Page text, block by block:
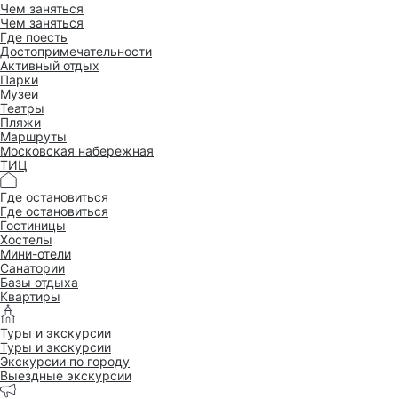
Чем заняться
Чем заняться
Где поесть
Достопримеча­тельности
Активный отдых
Парки
Музеи
Театры
Пляжи
Маршруты
Московская набережная
ТИЦ
Где остановиться
Где остановиться
Гостиницы
Хостелы
Мини-отели
Санатории
Базы отдыха
Квартиры
Туры и экскурсии
Туры и экскурсии
Экскурсии по городу
Выездные экскурсии